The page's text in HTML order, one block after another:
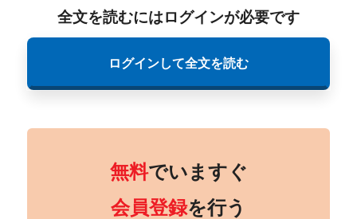
全文を読むにはログインが必要です
ログインして全文を読む
無料でいますぐ
会員登録を行う